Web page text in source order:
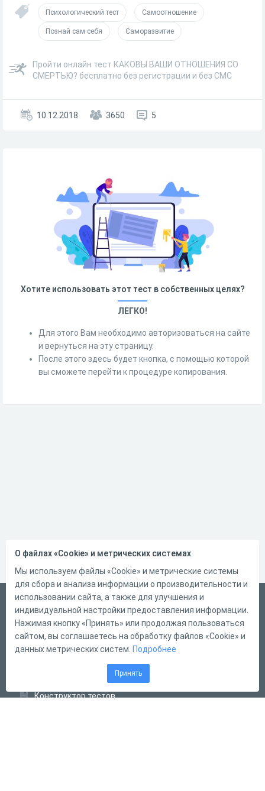
Психологический тест Самоотношение
Познай сам себя Саморазвитие
Пройти онлайн тест КАКОВЫ ВАШИ ОТНОШЕНИЯ СО
СМЕРТЬЮ? бесплатно без регистрации и без СМС
10.12.2018 3650 5
Хотите использовать этот тест в собственных целях?
ЛЕГКО!
Для этого Вам необходимо авторизоваться на сайте
и вернуться на эту страницу.
После этого здесь будет кнопка, с помощью которой
вы сможете перейти к процедуре копирования.
Русский
Справка
Форма обратной связи
Конструктор тестов
О файлах «Cookie» и метрических системах
Мы используем файлы «Cookie» и метрические системы
для сбора и анализа информации о производительности и
использовании сайта, а также для улучшения и
индивидуальной настройки предоставления информации.
Нажимая кнопку «Принять» или продолжая пользоваться
сайтом, вы соглашаетесь на обработку файлов «Cookie» и
данных метрических систем. Подробнее
Принять